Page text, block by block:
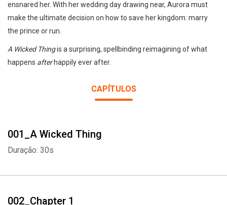
ensnared her. With her wedding day drawing near, Aurora must
make the ultimate decision on how to save her kingdom: marry
the prince or run.
A Wicked Thingis a surprising, spellbinding reimagining of what
happens afterhappily ever after.
CAPÍTULOS
001_A Wicked Thing
Duração: 30s
002_Chapter 1